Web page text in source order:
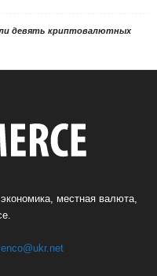
девять криптовалютных
местная валюта,